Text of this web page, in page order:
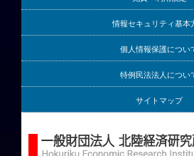
情報セキュリティ基本
個人情報保護につい
特例民法法人につい
サイトマップ